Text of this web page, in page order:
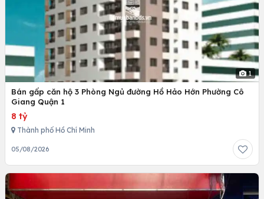
1
Bán gấp căn hộ 3 Phòng Ngủ đường Hồ Hảo Hớn Phường Cô
Giang Quận 1
8 tỷ
Thành phố Hồ Chí Minh
05/08/2026